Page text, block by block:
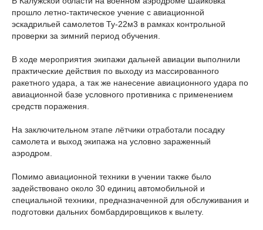
прошло летно-тактическое учение с авиационной
эскадрильей самолетов Ту-22м3 в рамках контрольной
проверки за зимний период обучения.
В ходе мероприятия экипажи дальней авиации выполнили
практические действия по выходу из массированного
ракетного удара, а так же нанесение авиационного удара по
авиационной базе условного противника с применением
средств поражения.
На заключительном этапе лётчики отработали посадку
самолета и выход экипажа на условно зараженный
аэродром.
Помимо авиационной техники в учении также было
задействовано около 30 единиц автомобильной и
специальной техники, предназначенной для обслуживания и
подготовки дальних бомбардировщиков к вылету.